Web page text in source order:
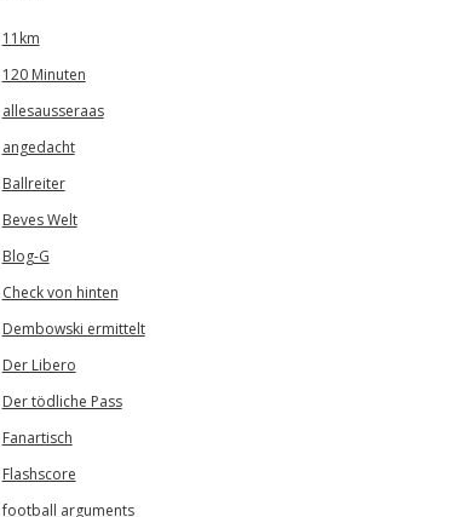
11km
120 Minuten
allesausseraas
angedacht
Ballreiter
Beves Welt
Blog-G
Check von hinten
Dembowski ermittelt
Der Libero
Der tödliche Pass
Fanartisch
Flashscore
football arguments